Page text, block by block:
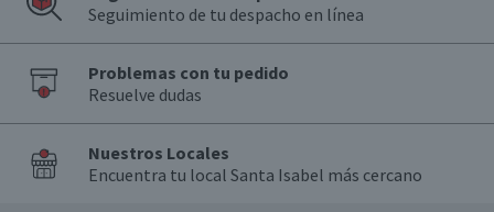
Seguimiento de tu despacho en línea
Problemas con tu pedido
Resuelve dudas
Nuestros Locales
Encuentra tu local Santa Isabel más cercano